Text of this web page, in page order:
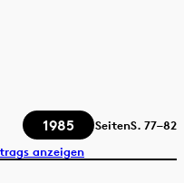
1985 SeitenS. 77–82
anzeigen